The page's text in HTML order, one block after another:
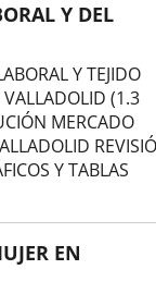
Y DEL
Y TEJIDO
(1.3
MERCADO
Y TABLAS
EN